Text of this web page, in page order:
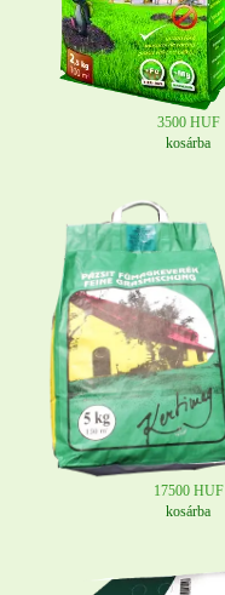
3500 HUF
kosárba
17500 HUF
kosárba